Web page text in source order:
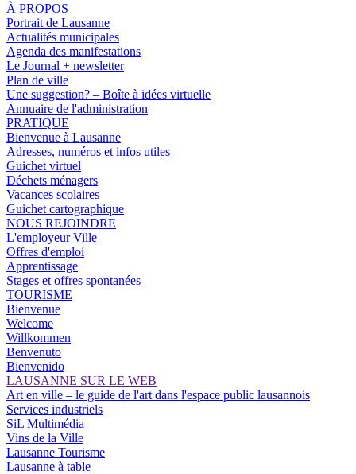
À PROPOS
Portrait de Lausanne
Actualités municipales
Agenda des manifestations
Le Journal + newsletter
Plan de ville
Une suggestion? – Boîte à idées virtuelle
Annuaire de l'administration
PRATIQUE
Bienvenue à Lausanne
Adresses, numéros et infos utiles
Guichet virtuel
Déchets ménagers
Vacances scolaires
Guichet cartographique
NOUS REJOINDRE
L'employeur Ville
Offres d'emploi
Apprentissage
Stages et offres spontanées
TOURISME
Bienvenue
Welcome
Willkommen
Benvenuto
Bienvenido
LAUSANNE SUR LE WEB
Art en ville – le guide de l'art dans l'espace public lausannois
Services industriels
SiL Multimédia
Vins de la Ville
Lausanne Tourisme
Lausanne à table